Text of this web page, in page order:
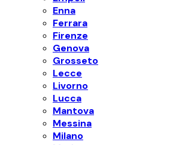
Enna
Ferrara
Firenze
Genova
Grosseto
Lecce
Livorno
Lucca
Mantova
Messina
Milano